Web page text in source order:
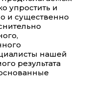
упростить и
и существенно
нашей
результата